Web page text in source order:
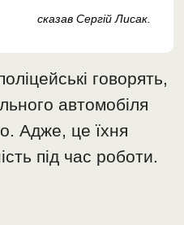
сказав Сергій Лисак.
говорять,
автомобіля
Адже, це їхня
під час роботи.